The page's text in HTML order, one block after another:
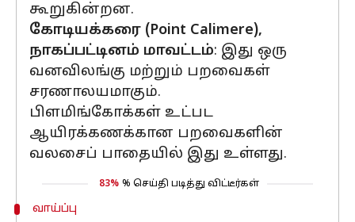
கூறுகின்றன.
கோடியக்கரை (Point Calimere),
நாகப்பட்டினம் மாவட்டம்: இது ஒரு
வனவிலங்கு மற்றும் பறவைகள்
சரணாலயமாகும்.
பிளமிங்கோக்கள் உட்பட
ஆயிரக்கணக்கான பறவைகளின்
வலசைப் பாதையில் இது உள்ளது.
83% % செய்தி படித்து விட்டீர்கள்
வாய்ப்பு